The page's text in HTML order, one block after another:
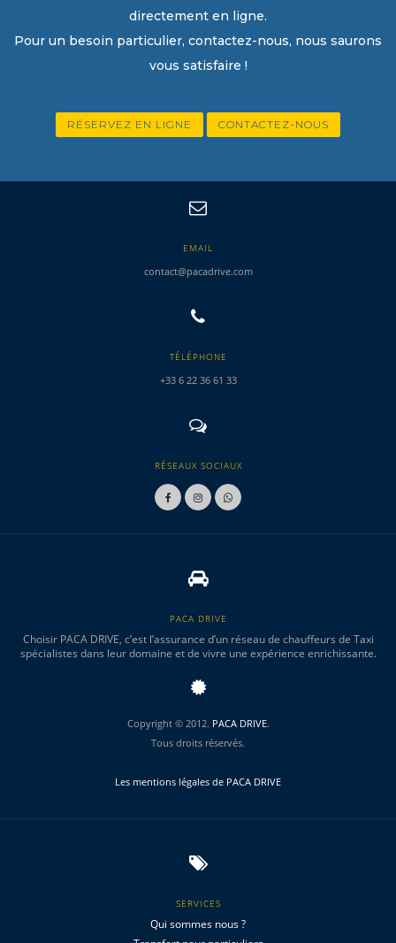
directement en ligne.
Pour un besoin particulier, contactez-nous, nous saurons
vous satisfaire !
RÉSERVEZ EN LIGNE CONTACTEZ-NOUS
EMAIL
contact@pacadrive.com
TÉLÉPHONE
+33 6 22 36 61 33
RÉSEAUX SOCIAUX
PACA DRIVE
Choisir PACA DRIVE, c’est l’assurance d’un réseau de chauffeurs de Taxi
spécialistes dans leur domaine et de vivre une expérience enrichissante.
Copyright © 2012. PACA DRIVE.
Tous droits réservés.
Les mentions légales de PACA DRIVE
SERVICES
Qui sommes nous ?